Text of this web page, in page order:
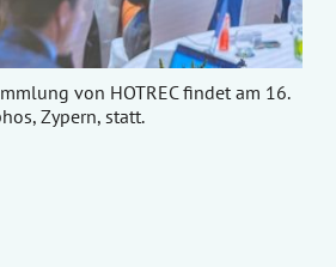
von HOTREC findet am 16.
Zypern, statt.